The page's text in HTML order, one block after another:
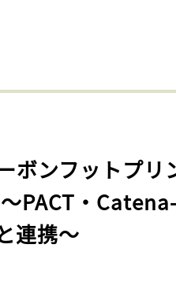
ボンフットプリ
PACT・
連携〜